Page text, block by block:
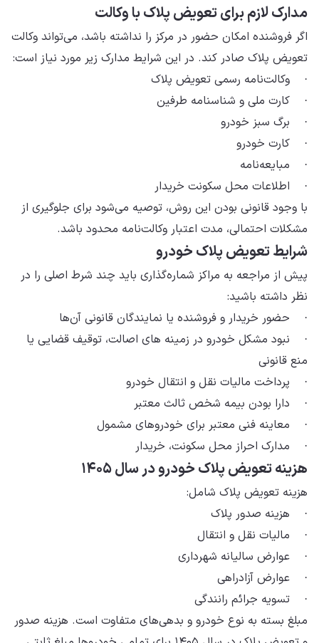
مدارک لازم برای تعویض پلاک با وکالت
اگر فروشنده امکان حضور در مرکز را نداشته باشد، می‌تواند وکالت
تعویض پلاک صادر کند. در این شرایط مدارک زیر مورد نیاز است:
· وکالت‌نامه رسمی تعویض پلاک
· کارت ملی و شناسنامه طرفین
· برگ سبز خودرو
· کارت خودرو
· مبایعه‌نامه
· اطلاعات محل سکونت خریدار
با وجود قانونی بودن این روش، توصیه می‌شود برای جلوگیری از
مشکلات احتمالی، مدت اعتبار وکالت‌نامه محدود باشد.
شرایط تعویض پلاک خودرو
پیش از مراجعه به مراکز شماره‌گذاری باید چند شرط اصلی را در
نظر داشته باشید:
· حضور خریدار و فروشنده یا نمایندگان قانونی آن‌ها
· نبود مشکل خودرو در زمینه های اصالت، توقیف قضایی یا
منع قانونی
· پرداخت مالیات نقل و انتقال خودرو
· دارا بودن بیمه شخص ثالث معتبر
· معاینه فنی معتبر برای خودروهای مشمول
· مدارک احراز محل سکونت، خریدار
هزینه تعویض پلاک خودرو در سال ۱۴۰۵
هزینه تعویض پلاک شامل:
· هزینه صدور پلاک
· مالیات نقل و انتقال
· عوارض سالیانه شهرداری
· عوارض آزادراهی
· تسویه جرائم رانندگی
مبلغ بسته به نوع خودرو و بدهی‌های متفاوت است. هزینه صدور